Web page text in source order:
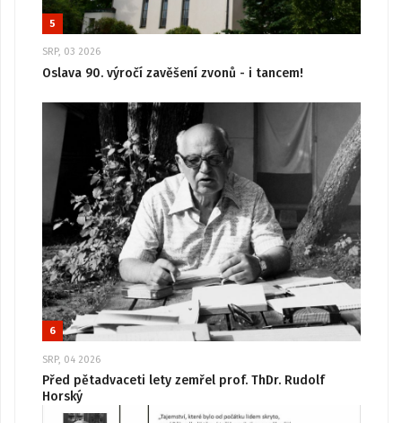
5
SRP, 03 2026
Oslava 90. výročí zavěšení zvonů - i tancem!
6
SRP, 04 2026
Před pětadvaceti lety zemřel prof. ThDr. Rudolf
Horský